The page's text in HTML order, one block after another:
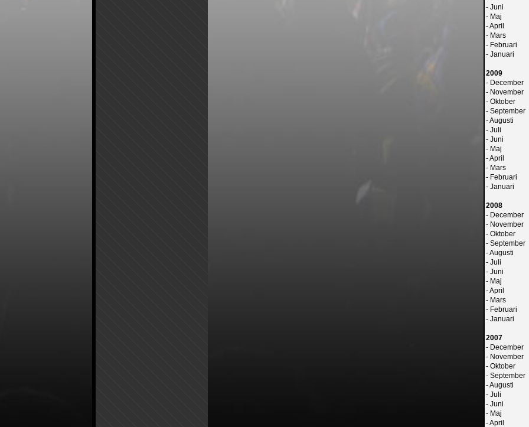
- Juni
- Maj
-April
- Mars
- Februari
- Januari
2009
- December
- November
- Oktober
- September
-Augusti
- Juli
- Juni
- Maj
-April
- Mars
- Februari
- Januari
2008
- December
- November
- Oktober
- September
-Augusti
- Juli
- Juni
- Maj
-April
- Mars
- Februari
- Januari
2007
- December
- November
- Oktober
- September
-Augusti
- Juli
- Juni
- Maj
-April